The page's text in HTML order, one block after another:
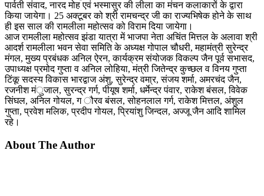
पार्वती संवाद, नारद मोह एवं भस्मासुर की लीला का मंचन कलाकारों के द्वारा
किया जायेगा। 25 अक्टूबर को श्री रामचन्द्र जी का राज्यभिषेक होने के साथ
ही इस साल की रामलीला महोत्सव को विराम दिया जायेगा।
आज रामलीला महोत्सव झंडा यात्रा में भाजपा नेता अचिंत मित्तल के अलावा श्री
आदर्श रामलीला भवन सेवा समिति के अध्यक्ष गोपाल चौधरी, महामंत्री सुरेन्द्र
मंगल, मुख्य प्रबंधक अनिल ऐरन, कार्यक्रम संयोजक विकल्प जैन पूर्व सभासद,
उपाध्यक्ष प्रमोद गुप्ता व अनिल लोहिया, मंत्री जितेन्द्र कुच्छल व विनय गुप्ता
टिंकू सदस्य विकास भारद्वाज अंशु, सुरेन्द्र वमा्र, संजय शर्मा, अमरचंद जैन,
रजनीश मंुजाल, सुरन्द्र गर्ग, पीयूष शर्मा, धर्मेन्द्र पंवार, राकेश बंसल, विवेक
सिंघल, अनिल गोयल, ग ौरव बंसल, सोहनलाल गर्ग, राकेश मित्तल, अंशुल
गुप्ता, प्रवेश मलिक, प्रदीप गोयल, प्रियांशु जिन्दल, अज्जू जैन आदि शामिल
रहे।
About The Author